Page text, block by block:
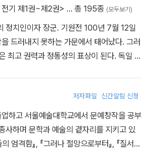
토록 거만하게 자랑하는 것과 오랫동안 응
도 묵과할 수 없다. 불멸의 신들이 항상 벌
의 성공과 무사함을 허락하는 이유는, 운이
고통을 안겨주기 위함이다. 그럼에도 카이
알로브로게스족에게 입힌 피해를 보상한다
라.'
터 내려온 헬베티족의 관습은 자신들의 인
적으로부터 인질을 받는 것이라며, 이제 로
하게 될 것이라는 답변을 남기고 발길을 돌
기 제1권~제2권> … 총 195종 (모두보기)
정치인이자 장군. 기원전 100년 7월 12일
드러내지 못하는 가문에서 태어났다. 그러
최고 권력과 정통성의 표상이 된다. 독일 황
중파인 아내와의 이혼을 명하는 원로원파
망명생활을 택한다. 기원전 78년 술라가 죽
활을 시작한다. 기원전 68년에 재정관, 기
쳐 기원전 62년에 법정관을 지낸다. 기원전
저자파일 신간알림 신청
하고 서울예술대학교에서 문예창작을 공부
사하며 문학과 예술의 곁자리를 지키고 있
엄격함』, 『그러나 절망으로부터』, 『질서